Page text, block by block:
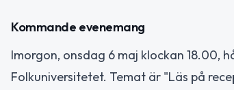
Kommande evenemang
Imorgon, onsdag 6 maj klockan 18.00,
Folkuniversitetet. Temat är "Läs på